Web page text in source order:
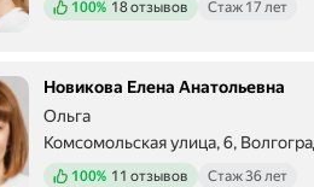
Положительных отзывов
100% 18 отзывов Стаж 17 лет
Новикова Елена Анатольевна
Ольга
Комсомольская улица, 6,
Положительных отзывов
100% 11 отзывов Стаж 36 лет